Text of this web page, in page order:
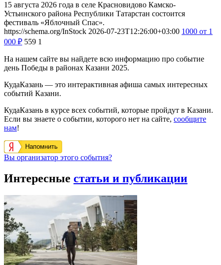
15 августа 2026 года в селе Красновидово Камско-
Устьинского района Республики Татарстан состоится
фестиваль «Яблочный Спас».
https://schema.org/InStock 2026-07-23T12:26:00+03:00 1000 от 1
000 ₽ 559 1
На нашем сайте вы найдете всю информацию про событие
день Победы в районах Казани 2025.
КудаКазань — это интерактивная афиша самых интересных
событий Казани.
КудаКазань в курсе всех событий, которые пройдут в Казани.
Если вы знаете о событии, которого нет на сайте, сообщите
нам!
Напомнить
Вы организатор этого события?
Интересные статьи и публикации